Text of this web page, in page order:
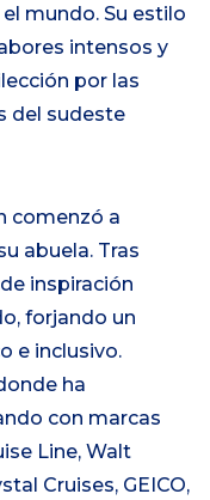
mundo. Su estilo
intensos y
por las
del sudeste
comenzó a
abuela. Tras
inspiración
forjando un
e inclusivo.
ha
con marcas
Line, Walt
Cruises, GEICO,